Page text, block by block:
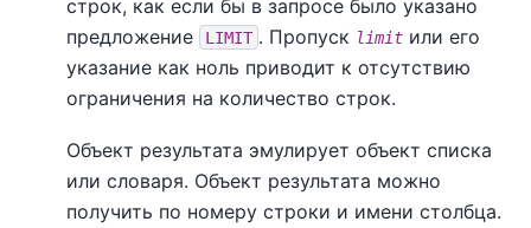
строк, как если бы в запросе было указано
предложение
LIMIT . Пропуск limit или его
указание как ноль приводит к отсутствию
ограничения на количество строк.
Объект результата эмулирует объект списка
или словаря. Объект результата можно
получить по номеру строки и имени столбца.